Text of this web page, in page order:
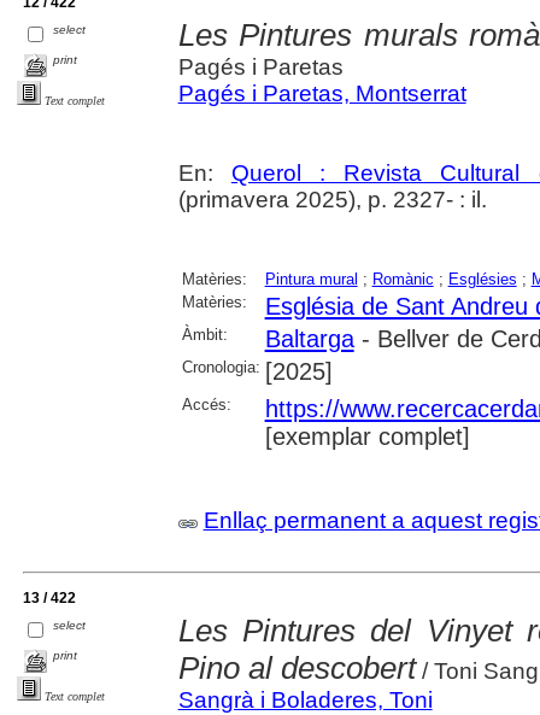
select
print
Text complet
Les Pintures murals
Pagés i Paretas
Pagés i Paretas, Montserrat
En: Querol : Revista Cultural
(primavera 2025), p. 2327- : il.
Matèries: Pintura mural ; Romànic ; Esglésies ;
Matèries:
Església de Sant Andreu
Àmbit: Baltarga- Bellver de
Cronologia: [2025]
Accés:
https://
[exemplar complet]
Enllaç permanent a aquest
13 / 422
select
print
Text complet
Les Pintures del Vinyet
Pino al descobert/ Toni
Sangrà i Boladeres, Toni